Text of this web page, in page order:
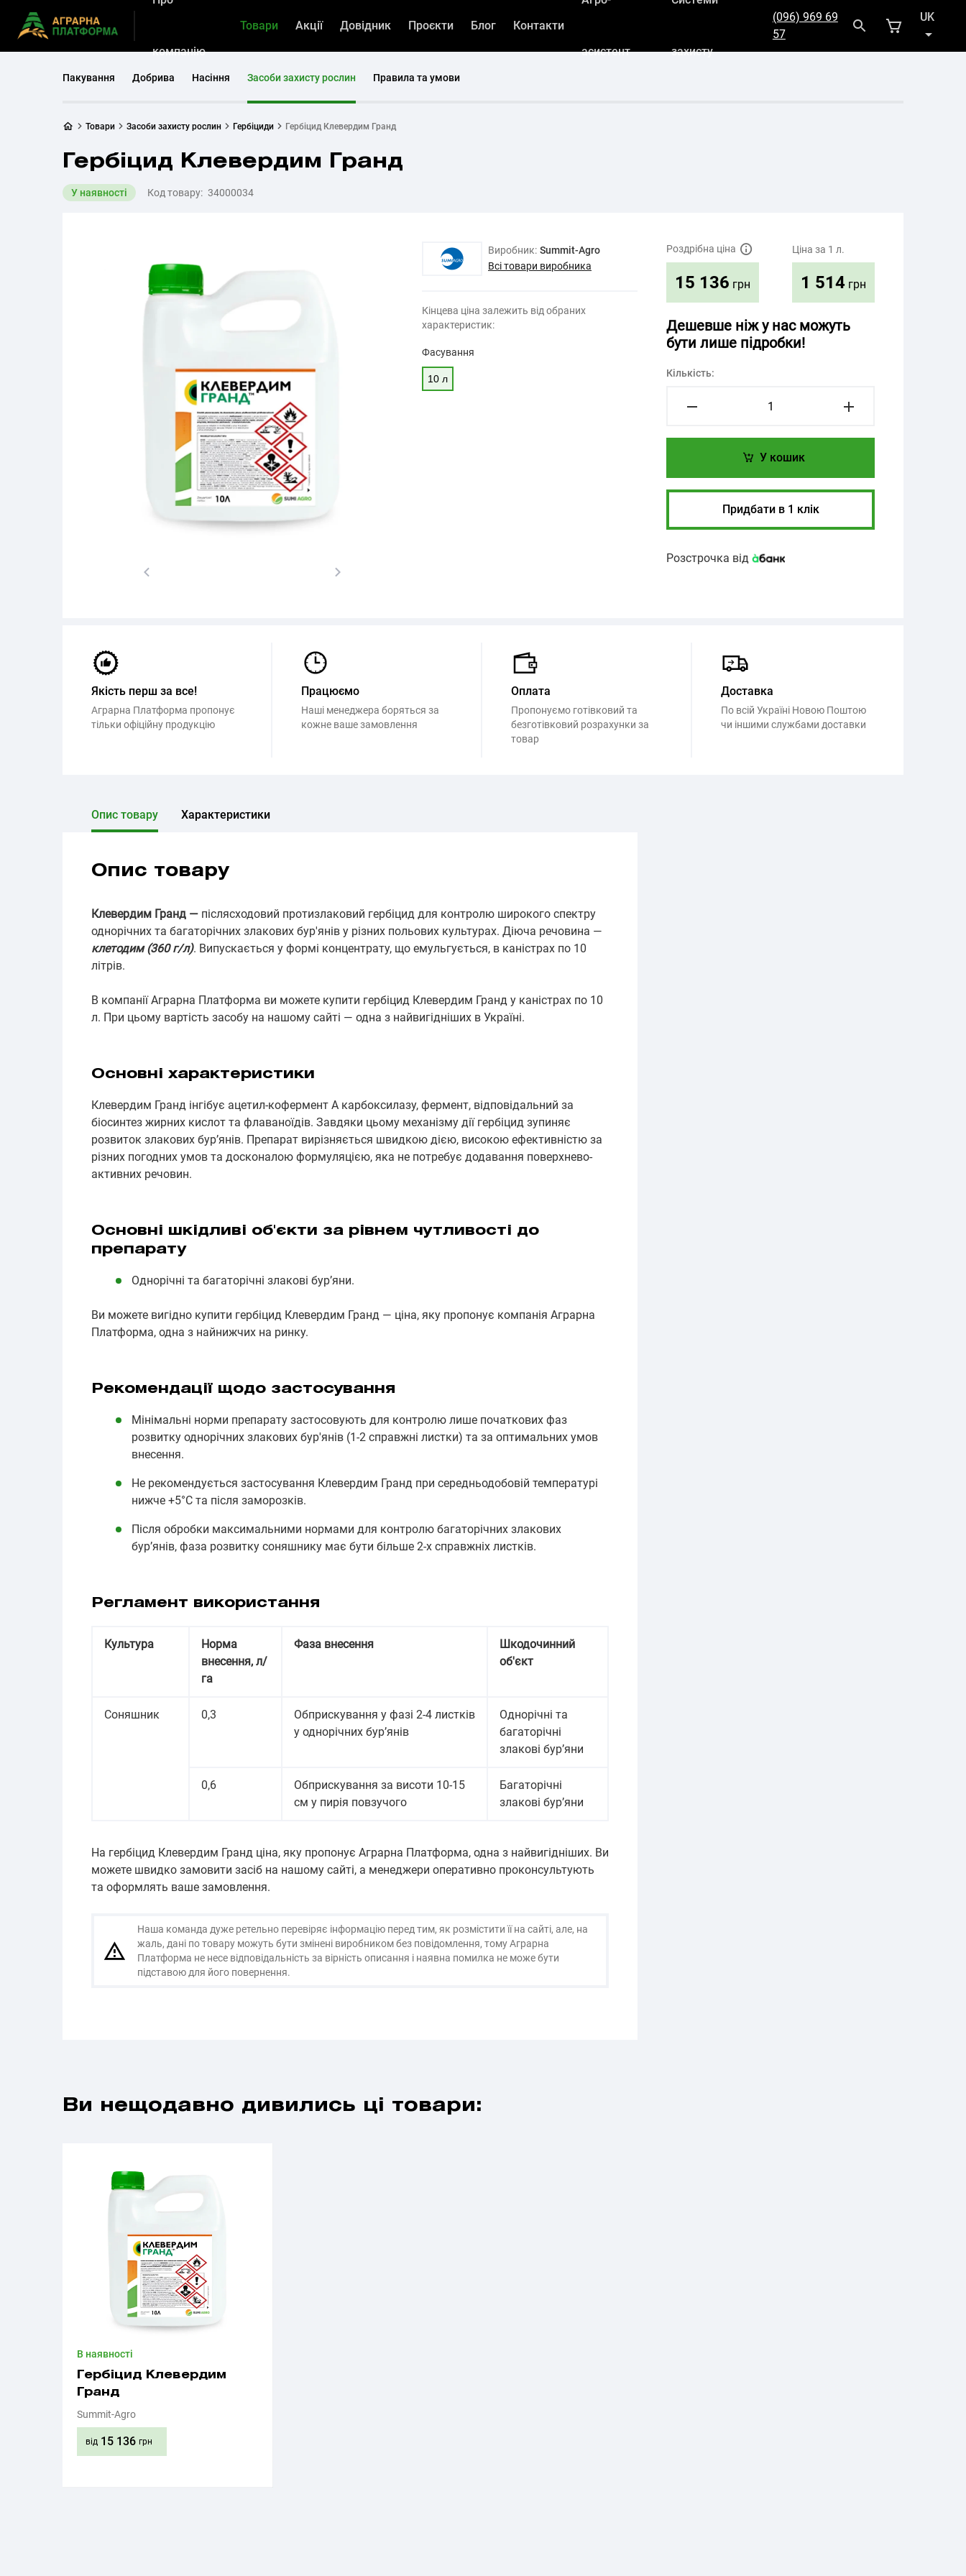
компанію
Товари Акції Довідник Проєкти Блог Контакти
асистент захисту
(096) 969 69
57
UK
RU
Пакування Добрива Насіння Засоби захисту рослин Правила та умови
Товари Засоби захисту рослин Гербіциди Гербіцид Клевердим Гранд
Гербіцид Клевердим Гранд
У наявності Код товару: 34000034
Виробник: Summit-Agro
Всі товари виробника
Кінцева ціна залежить від обраних
характеристик:
Фасування
10 л
Роздрібна ціна
15 136 грн
Ціна за 1 л.
1 514 грн
Дешевше ніж у нас можуть
бути лише підробки!
Кількість:
У кошик
Придбати в 1 клік
Розстрочка від
Якість перш за все!
Аграрна Платформа пропонує
тільки офіційну продукцію
Працюємо
Наші менеджера боряться за
кожне ваше замовлення
Оплата
Пропонуємо готівковий та
безготівковий розрахунки за
товар
Доставка
По всій Україні Новою Поштою
чи іншими службами доставки
Опис товару Характеристики
Опис товару
Клевердим Гранд — післясходовий протизлаковий гербіцид для контролю широкого спектру
однорічних та багаторічних злакових бур'янів у різних польових культурах. Діюча речовина —
клетодим (360 г/л). Випускається у формі концентрату, що емульгується, в каністрах по 10
літрів.
В компанії Аграрна Платформа ви можете купити гербіцид Клевердим Гранд у каністрах по 10
л. При цьому вартість засобу на нашому сайті — одна з найвигідніших в Україні.
Основні характеристики
Клевердим Гранд інгібує ацетил-кофермент А карбоксилазу, фермент, відповідальний за
біосинтез жирних кислот та флаваноїдів. Завдяки цьому механізму дії гербіцид зупиняє
розвиток злакових бур’янів. Препарат вирізняється швидкою дією, високою ефективністю за
різних погодних умов та досконалою формуляцією, яка не потребує додавання поверхнево-
активних речовин.
Основні шкідливі об'єкти за рівнем чутливості до
препарату
Однорічні та багаторічні злакові бур’яни.
Ви можете вигідно купити гербіцид Клевердим Гранд — ціна, яку пропонує компанія Аграрна
Платформа, одна з найнижчих на ринку.
Рекомендації щодо застосування
Мінімальні норми препарату застосовують для контролю лише початкових фаз
розвитку однорічних злакових бур'янів (1-2 справжні листки) та за оптимальних умов
внесення.
Не рекомендується застосування Клевердим Гранд при середньодобовій температурі
нижче +5°С та після заморозків.
Після обробки максимальними нормами для контролю багаторічних злакових
бур’янів, фаза розвитку соняшнику має бути більше 2-х справжніх листків.
Регламент використання
Культура
Норма
внесення, л/
га
Фаза внесення
Шкодочинний
об'єкт
Соняшник 0,3
Обприскування у фазі 2-4 листків
у однорічних бур’янів
Однорічні та
багаторічні
злакові бур’яни
0,6
Обприскування за висоти 10-15
см у пирія повзучого
Багаторічні
злакові бур’яни
На гербіцид Клевердим Гранд ціна, яку пропонує Аграрна Платформа, одна з найвигідніших. Ви
можете швидко замовити засіб на нашому сайті, а менеджери оперативно проконсультують
та оформлять ваше замовлення.
Наша команда дуже ретельно перевіряє інформацію перед тим, як розмістити її на сайті, але, на
жаль, дані по товару можуть бути змінені виробником без повідомлення, тому Аграрна
Платформа не несе відповідальність за вірність описання і наявна помилка не може бути
підставою для його повернення.
Ви нещодавно дивились ці товари:
В наявності
Гербіцид Клевердим
Гранд
Summit-Agro
від 15 136 грн